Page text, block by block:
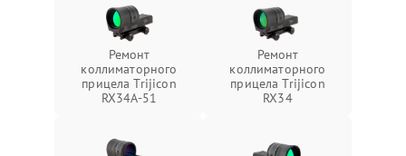
Ремонт
коллиматорного
прицела Trijicon
RX34A-51
Ремонт
коллиматорного
прицела Trijicon
RX34